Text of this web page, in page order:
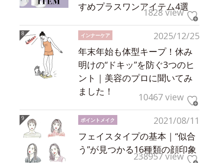
すめプラスワンアイテム4選
1828 view
2025/12/25
インナーケア
年末年始も体型キープ！休み
明けの“ドキッ”を防ぐ3つのヒ
ント｜美容のプロに聞いてみ
ました！
10467 view
2021/08/11
ポイントメイク
フェイスタイプの基本｜“似合
う”が見つかる16種類の顔印象
238957 view